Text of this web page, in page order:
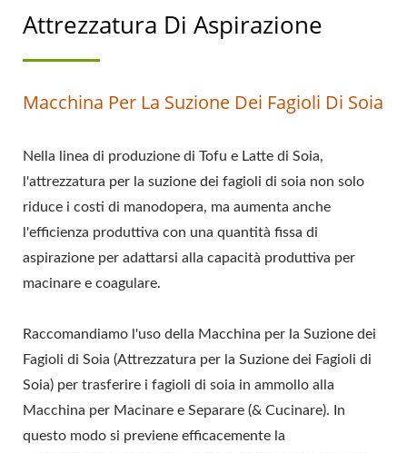
Attrezzatura Di Aspirazione
Macchina Per La Suzione Dei Fagioli Di Soia
Nella linea di produzione di Tofu e Latte di Soia,
l'attrezzatura per la suzione dei fagioli di soia non solo
riduce i costi di manodopera, ma aumenta anche
l'efficienza produttiva con una quantità fissa di
aspirazione per adattarsi alla capacità produttiva per
macinare e coagulare.
Raccomandiamo l'uso della Macchina per la Suzione dei
Fagioli di Soia (Attrezzatura per la Suzione dei Fagioli di
Soia) per trasferire i fagioli di soia in ammollo alla
Macchina per Macinare e Separare (& Cucinare). In
questo modo si previene efficacemente la